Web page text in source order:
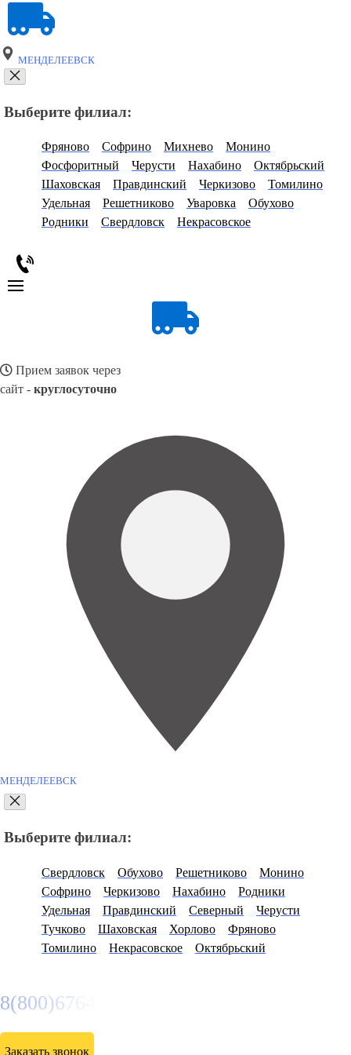
МЕНДЕЛЕЕВСК
Выберите филиал:
Фряново Софрино Михнево
Монино
Фосфоритный
Черусти Нахабино
Октябрьский
Шаховская
Правдинский Черкизово
Томилино
Удельная
Решетниково Уваровка
Обухово
Родники
Свердловск Некрасовское
Прием заявок через
сайт - круглосуточно
МЕНДЕЛЕЕВСК
Выберите филиал:
Свердловск Обухово Решетниково
Монино
Софрино
Черкизово Нахабино
Родники
Удельная
Правдинский Северный
Черусти
Тучково
Шаховская Хорлово
Фряново
Томилино
Некрасовское Октябрьский
8(800)6764935
Заказать звонок